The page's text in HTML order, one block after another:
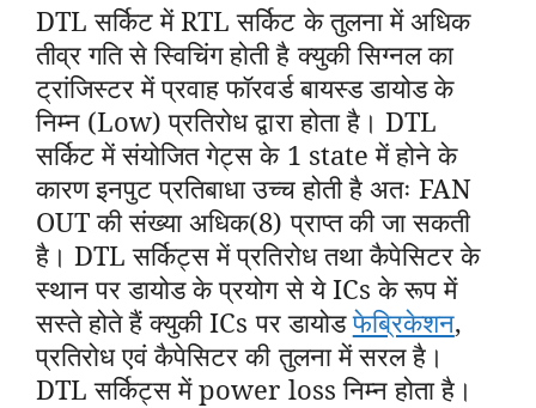
DTL सर्किट में RTL सर्किट के तुलना में अधिक
तीव्र गति से स्विचिंग होती है क्युकी सिग्नल का
ट्रांजिस्टर में प्रवाह फॉरवर्ड बायस्ड डायोड के
निम्न (Low) प्रतिरोध द्वारा होता है। DTL
सर्किट में संयोजित गेट्स के 1 state में होने के
कारण इनपुट प्रतिबाधा उच्च होती है अतः FAN
OUT की संख्या अधिक(8) प्राप्त की जा सकती
है। DTL सर्किट्स में प्रतिरोध तथा कैपेसिटर के
स्थान पर डायोड के प्रयोग से ये ICs के रूप में
सस्ते होते हैं क्युकी ICs पर डायोडफेब्रिकेशन,
प्रतिरोध एवं कैपेसिटर की तुलना में सरल है।
DTL सर्किट्स में power loss निम्न होता है।